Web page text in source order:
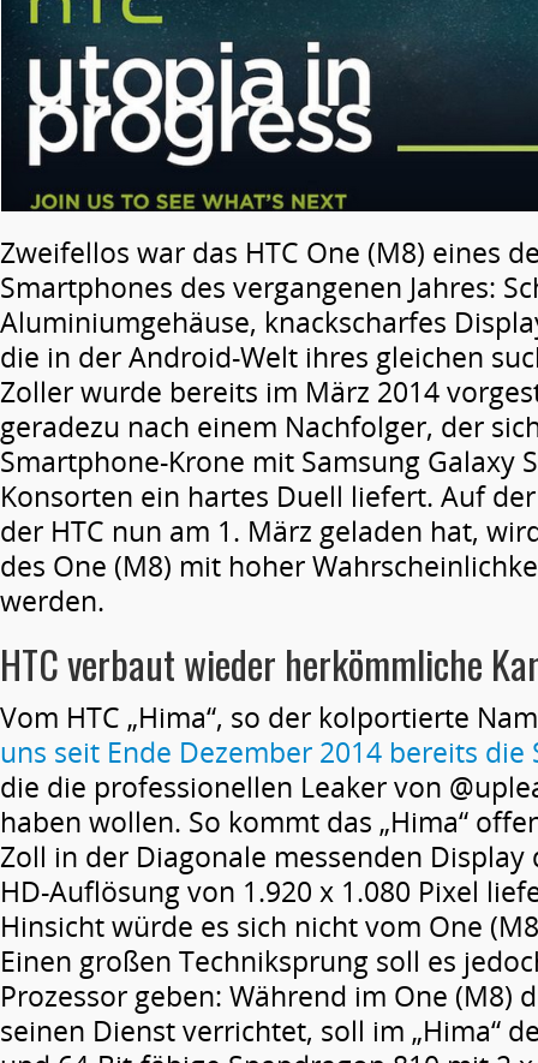
Zweifellos war das HTC One (M8) eines
Smartphones des vergangenen Jahres:
Aluminiumgehäuse, knackscharfes
die in der Android-Welt ihres gleichen
Zoller wurde bereits im März 2014
geradezu nach einem Nachfolger, der
Smartphone-Krone mit Samsung Galaxy
Konsorten ein hartes Duell liefert. Auf
der HTC nun am 1. März geladen hat,
des One (M8) mit hoher
werden.
HTC verbaut wieder herkömmliche
Vom HTC „Hima“, so der kolportierte
uns seit Ende Dezember 2014 bereits
die die professionellen Leaker von
haben wollen. So kommt das „Hima“
Zoll in der Diagonale messenden Display
HD-Auflösung von 1.920 x 1.080 Pixel
Hinsicht würde es sich nicht vom One
Einen großen Techniksprung soll es
Prozessor geben: Während im One (M8)
seinen Dienst verrichtet, soll im „Hima“